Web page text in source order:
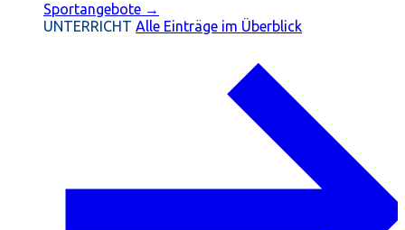
Sportangebote →
UNTERRICHT Alle Einträge im Überblick